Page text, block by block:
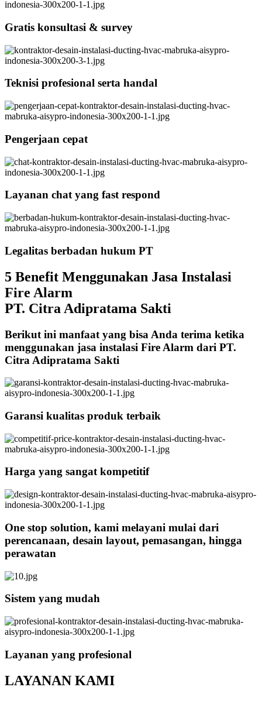
Gratis konsultasi & survey
Teknisi profesional serta handal
Pengerjaan cepat
Layanan chat yang fast respond
Legalitas berbadan hukum PT
5 Benefit Menggunakan Jasa Instalasi
Fire Alarm
PT. Citra Adipratama Sakti
Berikut ini manfaat yang bisa Anda terima ketika
menggunakan jasa instalasi Fire Alarm dari PT.
Citra Adipratama Sakti
Garansi kualitas produk terbaik
Harga yang sangat kompetitif
One stop solution, kami melayani mulai dari
perencanaan, desain layout, pemasangan, hingga
perawatan
Sistem yang mudah
Layanan yang profesional
LAYANAN KAMI